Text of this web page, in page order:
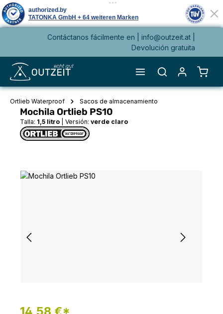
principalContáctanos fácilmente en | info@outzeit.at
Devolución gratuita
El
Ortlieb Waterproof Sacos de almacenamiento
Mochila Ortlieb PS10
Talla: 1,5 litro Versión: verde claro
Omitir galería de imágenes